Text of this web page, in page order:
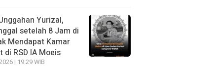
Yurizal,
setelah 8 Jam di
Mendapat Kamar
di RSD IA Moeis
| 19:29 WIB